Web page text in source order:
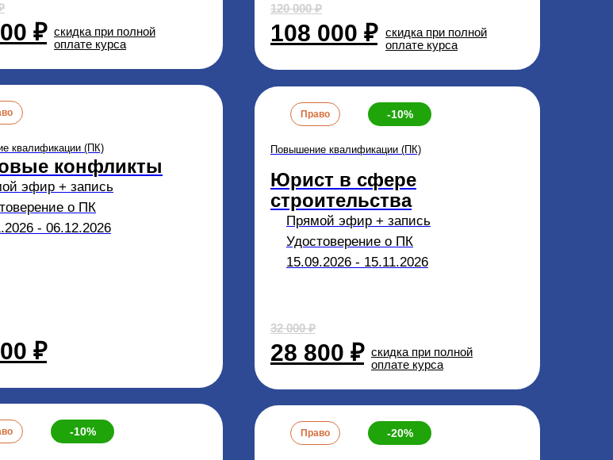
₽
квалификации (ПК)
конфликты
эфир + запись
о ПК
- 06.12.2026
₽ скидка при полной
оплате курса
Юрист в сфере
строительства
Прямой эфир + запись
Удостоверение о ПК
15.09.2026 - 15.11.2026
28 800 ₽
Повышение квалификации (ПК)
Право
32 000 ₽
-10%
скидка при полной
оплате курса
-10% Право -20%
108 000 ₽
120 000 ₽
скидка при полной
оплате курса